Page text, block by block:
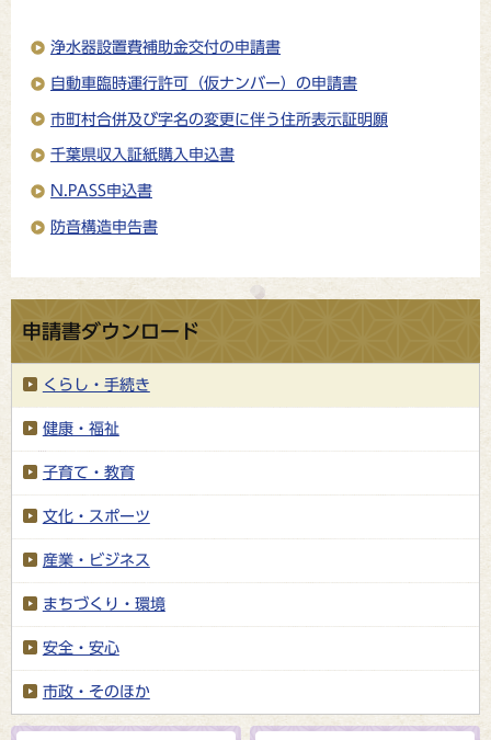
浄水器設置費補助金交付の申請書
自動車臨時運行許可（仮ナンバー）の申請書
市町村合併及び字名の変更に伴う住所表示証明願
千葉県収入証紙購入申込書
N.PASS申込書
防音構造申告書
申請書ダウンロード
くらし・手続き
健康・福祉
子育て・教育
文化・スポーツ
産業・ビジネス
まちづくり・環境
安全・安心
市政・そのほか